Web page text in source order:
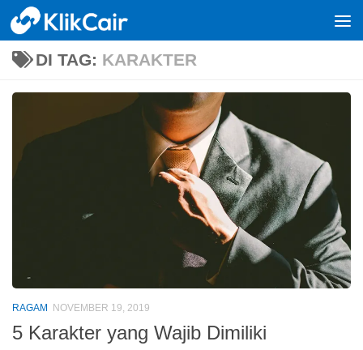
Skip to content
DI TAG: KARAKTER
RAGAM NOVEMBER 19, 2019
5 Karakter yang Wajib Dimiliki